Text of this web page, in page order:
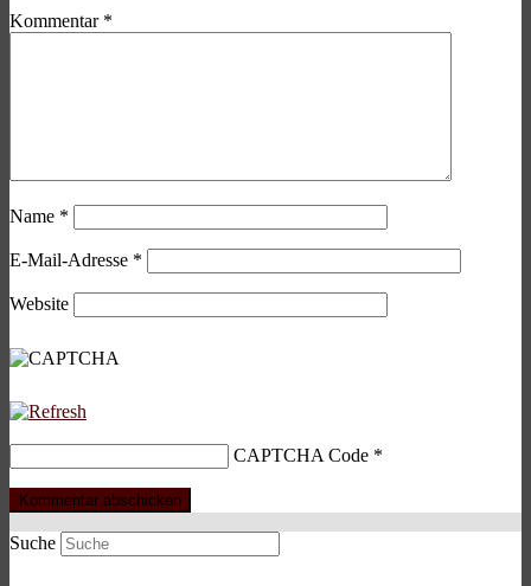
Kommentar *
Name *
E-Mail-Adresse *
Website
CAPTCHA Code *
Suche